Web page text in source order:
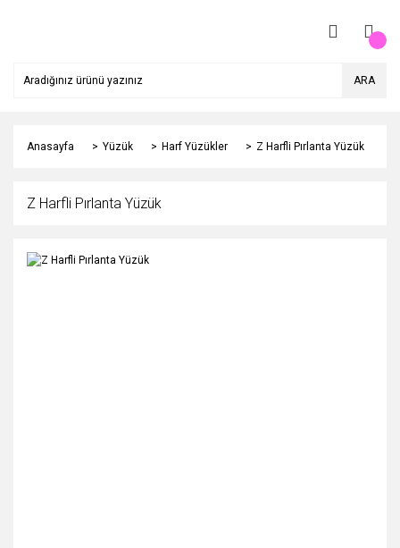
ARA
Anasayfa Yüzük Harf Yüzükler Z Harfli Pırlanta Yüzük
Z Harfli Pırlanta Yüzük